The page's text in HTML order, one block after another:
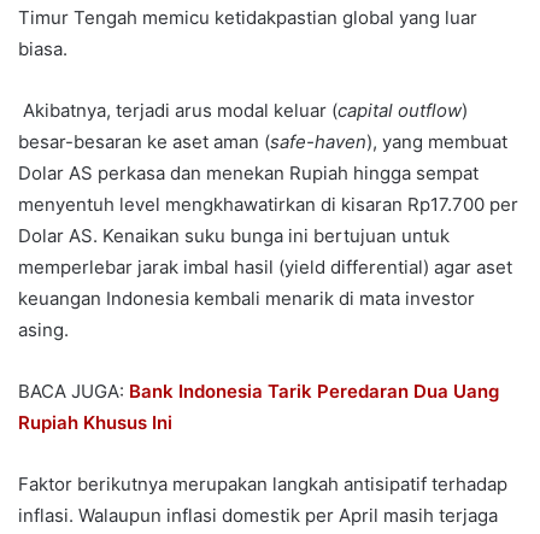
Timur Tengah memicu ketidakpastian global yang luar
biasa.
Akibatnya, terjadi arus modal keluar (capital outflow)
besar-besaran ke aset aman (safe-haven), yang membuat
Dolar AS perkasa dan menekan Rupiah hingga sempat
menyentuh level mengkhawatirkan di kisaran Rp17.700 per
Dolar AS. Kenaikan suku bunga ini bertujuan untuk
memperlebar jarak imbal hasil (yield differential) agar aset
keuangan Indonesia kembali menarik di mata investor
asing.
BACA JUGA: Bank Indonesia Tarik Peredaran Dua Uang
Rupiah Khusus Ini
Faktor berikutnya merupakan langkah antisipatif terhadap
inflasi. Walaupun inflasi domestik per April masih terjaga